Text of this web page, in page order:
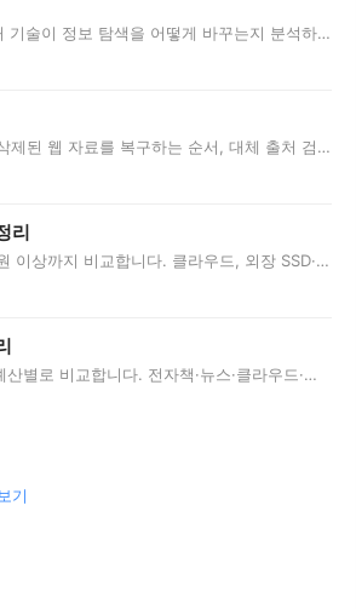
술이 정보 탐색을 어떻게 바꾸는지 분석하
된 웹 자료를 복구하는 순서, 대체 출처 검
리
상까지 비교합니다. 클라우드, 외장 SSD·H
별로 비교합니다. 전자책·뉴스·클라우드·전
기